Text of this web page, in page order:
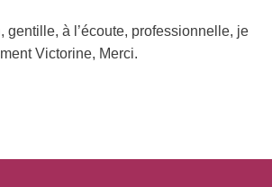
gentille, à l’écoute, professionnelle, je
Victorine, Merci.